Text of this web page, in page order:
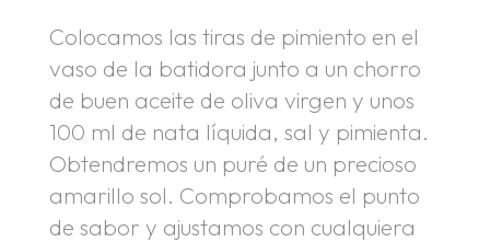
Colocamos las tiras de pimiento en el
vaso de la batidora junto a un chorro
de buen aceite de oliva virgen y unos
100 ml de nata líquida, sal y pimienta.
Obtendremos un puré de un precioso
amarillo sol. Comprobamos el punto
de sabor y ajustamos con cualquiera